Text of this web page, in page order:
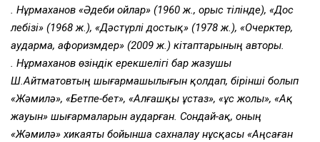
Қ. Нұрмаханов «Әдеби ойлар» (1960 ж., орыс тілінде), «Дос
лебізі» (1968 ж.), «Дәстүрлі достық» (1978 ж.), «Очерктер,
аударма, афоризмдер» (2009 ж.) кітаптарының авторы.
Қ. Нұрмаханов өзіндік ерекшелігі бар жазушы
Ш.Айтматовтың шығарма­шылығын қолдап, бірінші болып
«Жәмилә», «Бетпе-бет», «Алғашқы ұстаз», «Құс жолы», «Ақ
жауын» шығармаларын аударған. Сондай-ақ, оның
«Жәмилә» хикаяты бойынша сахналау нұсқасы «Аңсаған